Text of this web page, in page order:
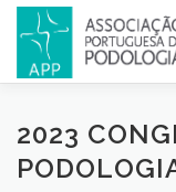
APP
2023